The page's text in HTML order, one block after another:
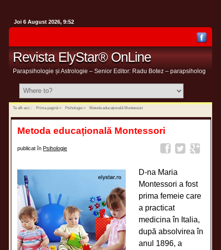
Joi 6 August 2026, 9:52
Revista ElyStar® OnLine
Parapsihologie și Astrologie – Senior Editor: Radu Botez – parapsiholog
Te afli aici : Prima pagină» Psihologie» Metoda educațională Montessori
Metoda educațională Montessori
publicat înPsihologie
D-na Maria
Montessori a fost
prima femeie care
a practicat
medicina în Italia,
după absolvirea în
anul 1896, a